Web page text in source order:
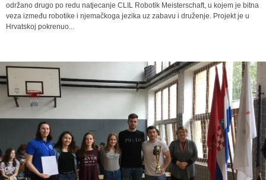
održano drugo po redu natjecanje CLIL Robotik Meisterschaft, u kojem je bitna
veza između robotike i njemačkoga jezika uz zabavu i druženje. Projekt je u
Hrvatskoj pokrenuo...